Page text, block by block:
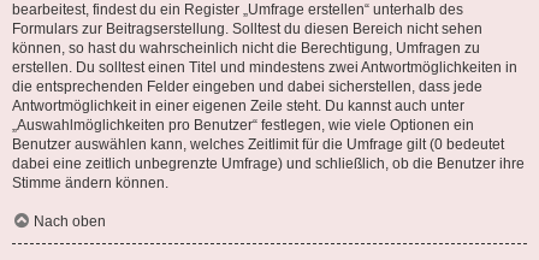
bearbeitest, findest du ein Register „Umfrage erstellen“ unterhalb des
Formulars zur Beitragserstellung. Solltest du diesen Bereich nicht sehen
können, so hast du wahrscheinlich nicht die Berechtigung, Umfragen zu
erstellen. Du solltest einen Titel und mindestens zwei Antwortmöglichkeiten in
die entsprechenden Felder eingeben und dabei sicherstellen, dass jede
Antwortmöglichkeit in einer eigenen Zeile steht. Du kannst auch unter
„Auswahlmöglichkeiten pro Benutzer“ festlegen, wie viele Optionen ein
Benutzer auswählen kann, welches Zeitlimit für die Umfrage gilt (0 bedeutet
dabei eine zeitlich unbegrenzte Umfrage) und schließlich, ob die Benutzer ihre
Stimme ändern können.
Nach oben